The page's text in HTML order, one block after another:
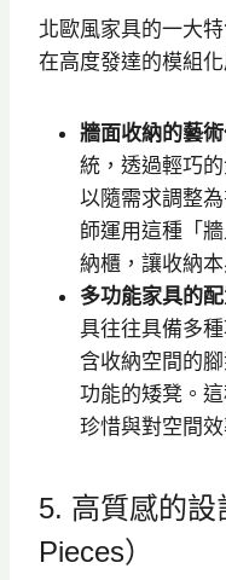
北歐風家具的一大
在高度發達的模組化
牆面收納的藝術
統，透過輕巧
以隨需求調整
師運用這種「
納櫃，讓收納
多功能家具的配
具往往具備多
含收納空間的
功能的矮凳。
珍惜與對空間效
5. 高質感的
Pieces）